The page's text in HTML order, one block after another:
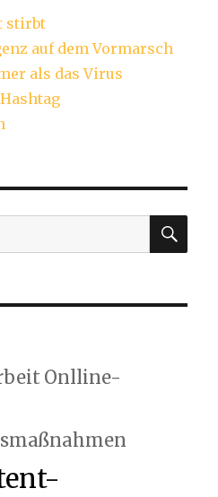
stirbt
auf dem Vormarsch
als das Virus
Onlline-